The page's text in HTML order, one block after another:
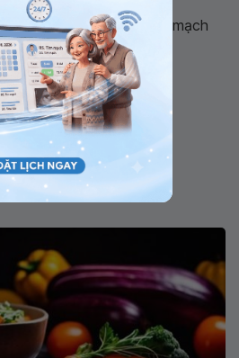
cao và xơ vữa động mạch
tháo đường
cao
căng thẳng (stress)